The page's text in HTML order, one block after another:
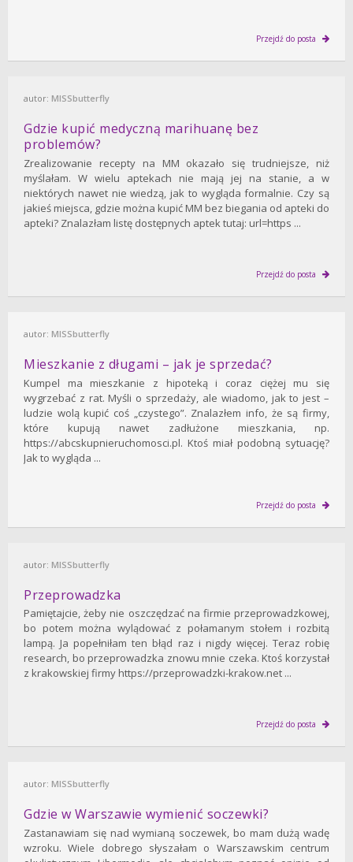
Przejdź do posta
autor: MISSbutterfly
Gdzie kupić medyczną marihuanę bez
problemów?
Zrealizowanie recepty na MM okazało się trudniejsze, niż
myślałam. W wielu aptekach nie mają jej na stanie, a w
niektórych nawet nie wiedzą, jak to wygląda formalnie. Czy są
jakieś miejsca, gdzie można kupić MM bez biegania od apteki do
apteki? Znalazłam listę dostępnych aptek tutaj: url=https ...
Przejdź do posta
autor: MISSbutterfly
Mieszkanie z długami – jak je sprzedać?
Kumpel ma mieszkanie z hipoteką i coraz ciężej mu się
wygrzebać z rat. Myśli o sprzedaży, ale wiadomo, jak to jest –
ludzie wolą kupić coś „czystego”. Znalazłem info, że są firmy,
które kupują nawet zadłużone mieszkania, np.
https://abcskupnieruchomosci.pl. Ktoś miał podobną sytuację?
Jak to wygląda ...
Przejdź do posta
autor: MISSbutterfly
Przeprowadzka
Pamiętajcie, żeby nie oszczędzać na firmie przeprowadzkowej,
bo potem można wylądować z połamanym stołem i rozbitą
lampą. Ja popełniłam ten błąd raz i nigdy więcej. Teraz robię
research, bo przeprowadzka znowu mnie czeka. Ktoś korzystał
z krakowskiej firmy https://przeprowadzki-krakow.net ...
Przejdź do posta
autor: MISSbutterfly
Gdzie w Warszawie wymienić soczewki?
Zastanawiam się nad wymianą soczewek, bo mam dużą wadę
wzroku. Wiele dobrego słyszałam o Warszawskim centrum